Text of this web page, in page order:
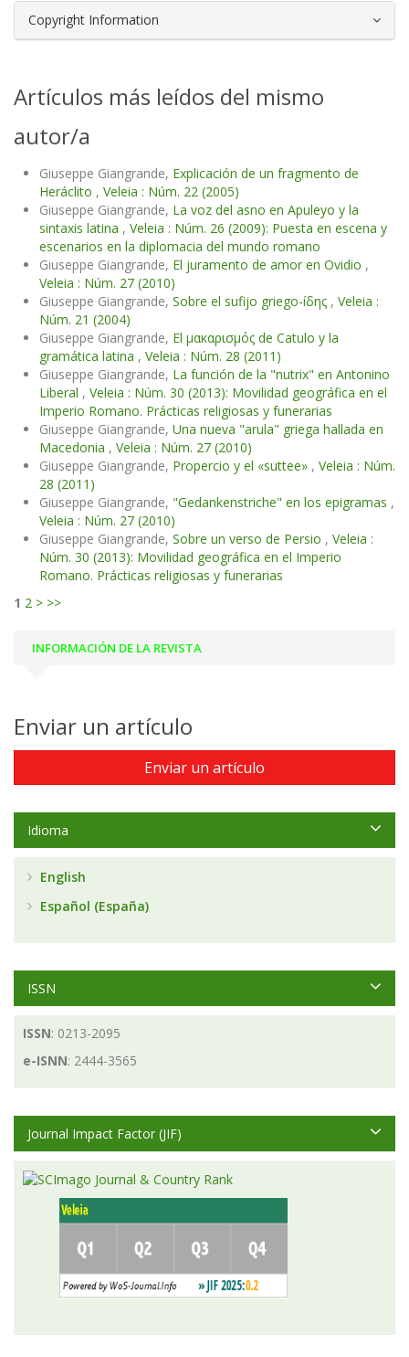
Copyright Information
Artículos más leídos del mismo
autor/a
Giuseppe Giangrande, Explicación de un fragmento de
Heráclito , Veleia : Núm. 22 (2005)
Giuseppe Giangrande, La voz del asno en Apuleyo y la
sintaxis latina , Veleia : Núm. 26 (2009): Puesta en escena y
escenarios en la diplomacia del mundo romano
Giuseppe Giangrande, El juramento de amor en Ovidio ,
Veleia : Núm. 27 (2010)
Giuseppe Giangrande, Sobre el sufijo griego-íδης , Veleia :
Núm. 21 (2004)
Giuseppe Giangrande, El μακαρισμός de Catulo y la
gramática latina , Veleia : Núm. 28 (2011)
Giuseppe Giangrande, La función de la "nutrix" en Antonino
Liberal , Veleia : Núm. 30 (2013): Movilidad geográfica en el
Imperio Romano. Prácticas religiosas y funerarias
Giuseppe Giangrande, Una nueva "arula" griega hallada en
Macedonia , Veleia : Núm. 27 (2010)
Giuseppe Giangrande, Propercio y el «suttee» , Veleia : Núm.
28 (2011)
Giuseppe Giangrande, "Gedankenstriche" en los epigramas ,
Veleia : Núm. 27 (2010)
Giuseppe Giangrande, Sobre un verso de Persio , Veleia :
Núm. 30 (2013): Movilidad geográfica en el Imperio
Romano. Prácticas religiosas y funerarias
1 2 > >>
INFORMACIÓN DE LA REVISTA
Enviar un artículo
Enviar un artículo
Idioma
English
Español (España)
ISSN
ISSN: 0213-2095
e-ISNN: 2444-3565
Journal Impact Factor (JIF)